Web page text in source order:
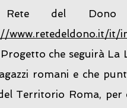
del Dono
www.retedeldono.it/
che seguirà La
romani e che
Territorio Roma,